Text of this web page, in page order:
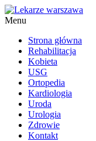
Menu
Strona główna
Rehabilitacja
Kobieta
USG
Ortopedia
Kardiologia
Uroda
Urologia
Zdrowie
Kontakt